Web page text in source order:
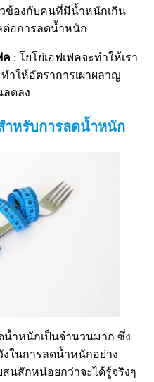
ข้องกับคนที่มีน้ำหนักเกิน
ต่อการลดน้ำหนัก
ค : โยโย่เอฟเฟคจะทำให้เรา
ำให้อัตราการเผาผลาญ
ดลง
ำหรับการลดน้ำหนัก
น้ำหนักเป็นจำนวนมาก ซึ่ง
ในการลดน้ำหนักอย่าง
นสักหน่อยกว่าจะได้รู้จริงๆ